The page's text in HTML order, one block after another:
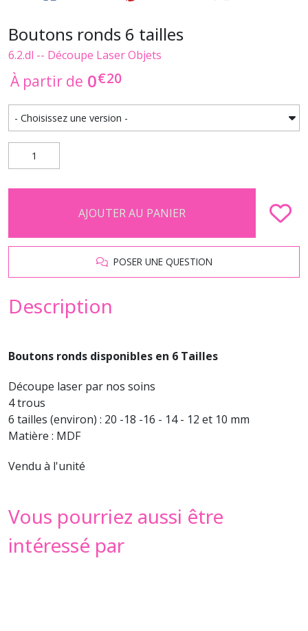
Boutons ronds 6 tailles
6.2.dl -- Découpe Laser Objets
À partir de 0€20
AJOUTER AU PANIER
POSER UNE QUESTION
Description
Boutons ronds disponibles en 6 Tailles
Découpe laser par nos soins
4 trous
6 tailles (environ) : 20 -18 -16 - 14 - 12 et 10 mm
Matière : MDF
Vendu à l'unité
Vous pourriez aussi être
intéressé par